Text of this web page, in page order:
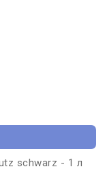
schwarz - 1 л